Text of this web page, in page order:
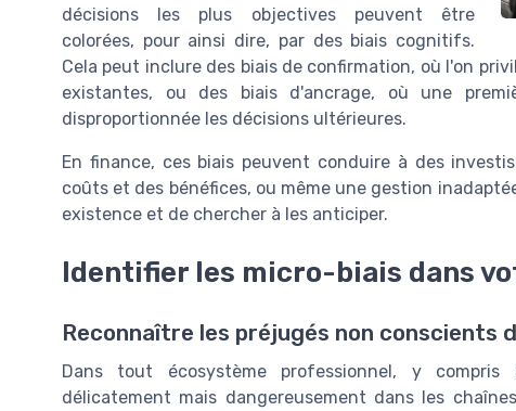
décisions les plus objectives peuvent être
colorées, pour ainsi dire, par des biais cognitifs.
Cela peut inclure des biais de confirmation, où l'on
existantes, ou des biais d'ancrage, où une
disproportionnée les décisions ultérieures.
En finance, ces biais peuvent conduire à des
coûts et des bénéfices, ou même une gestion
existence et de chercher à les anticiper.
Identifier les micro-biais dans
Reconnaître les préjugés non conscients
Dans tout écosystème professionnel, y
délicatement mais dangereusement dans les